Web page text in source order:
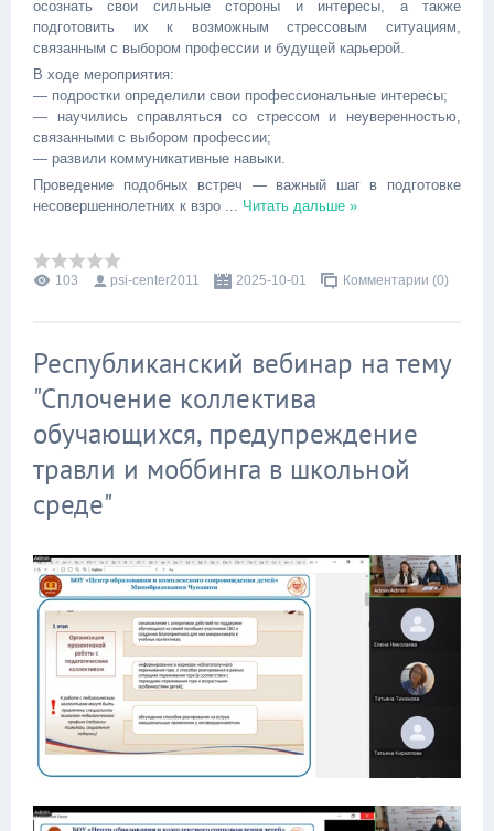
осознать свои сильные стороны и интересы, а также
подготовить их к возможным стрессовым ситуациям,
связанным с выбором профессии и будущей карьерой.
В ходе мероприятия:
— подростки определили свои профессиональные интересы;
— научились справляться со стрессом и неуверенностью,
связанными с выбором профессии;
— развили коммуникативные навыки.
Проведение подобных встреч — важный шаг в подготовке
несовершеннолетних к взро
Читать дальше »
103 psi-center2011 2025-10-01 Комментарии (0)
Республиканский вебинар на тему
"Сплочение коллектива
обучающихся, предупреждение
травли и моббинга в школьной
среде"